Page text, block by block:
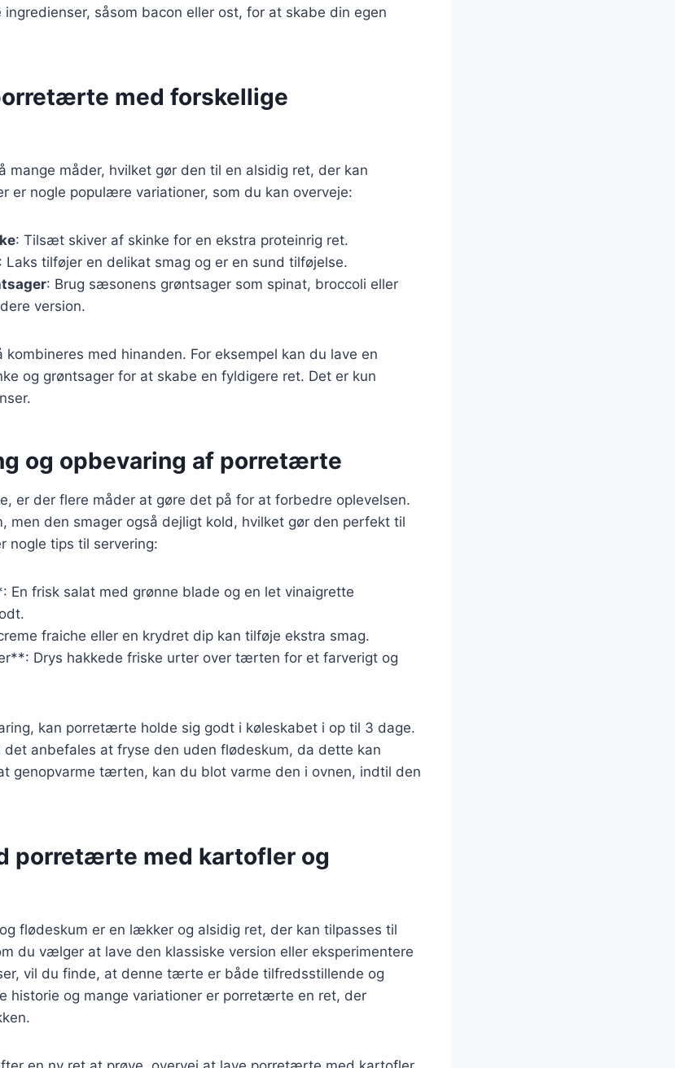
såsom bacon eller ost, for at skabe din egen
med forskellige
mange måder, hvilket gør den til en alsidig ret, der kan
er nogle populære variationer, som du kan overveje:
: Tilsæt skiver af skinke for en ekstra proteinrig ret.
: Laks tilføjer en delikat smag og er en sund tilføjelse.
: Brug sæsonens grøntsager som spinat, broccoli eller
version.
kombineres med hinanden. For eksempel kan du lave en
og grøntsager for at skabe en fyldigere ret. Det er kun
og opbevaring af porretærte
er der flere måder at gøre det på for at forbedre oplevelsen.
men den smager også dejligt kold, hvilket gør den perfekt til
nogle tips til servering:
En frisk salat med grønne blade og en let vinaigrette
fraiche eller en krydret dip kan tilføje ekstra smag.
Drys hakkede friske urter over tærten for et farverigt og
kan porretærte holde sig godt i køleskabet i op til 3 dage.
det anbefales at fryse den uden flødeskum, da dette kan
genopvarme tærten, kan du blot varme den i ovnen, indtil den
porretærte med kartofler og
flødeskum er en lækker og alsidig ret, der kan tilpasses til
du vælger at lave den klassiske version eller eksperimentere
vil du finde, at denne tærte er både tilfredsstillende og
historie og mange variationer er porretærte en ret, der